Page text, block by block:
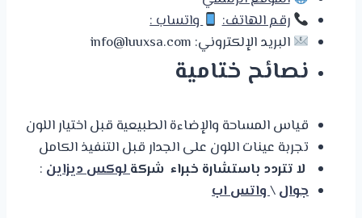
رقم الهاتف:
واتساب :
البريد الإلكتروني: info@luuxsa.com
نصائح ختامية
قياس المساحة والإضاءة الطبيعية قبل اختيار اللون
تجربة عينات اللون على الجدار قبل التنفيذ الكامل
لا تتردد باستشارة خبراء شركةلوكس ديزاين :
جوال\واتس اب